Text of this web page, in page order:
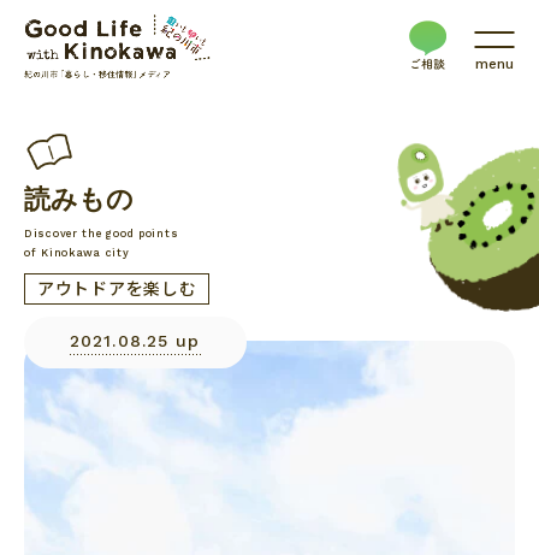
menu
読みもの
Discover the good points
of Kinokawa city
アウトドアを楽しむ
2021.08.25